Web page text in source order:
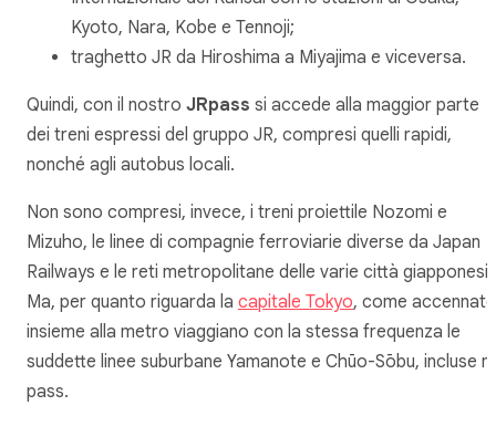
Kyoto, Nara, Kobe e Tennoji;
traghetto JR da Hiroshima a Miyajima e viceversa.
Quindi, con il nostro JRpass si accede alla maggior parte
dei treni espressi del gruppo JR, compresi quelli rapidi,
nonché agli autobus locali.
Non sono compresi, invece, i treni proiettile Nozomi e
Mizuho, le linee di compagnie ferroviarie diverse da Japan
Railways e le reti metropolitane delle varie città giapponesi.
Ma, per quanto riguarda la capitale Tokyo, come
insieme alla metro viaggiano con la stessa frequenza le
suddette linee suburbane Yamanote e Chūo-Sōbu, incluse
pass.